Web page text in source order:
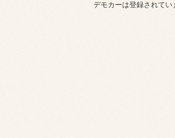
デモカーは登録されてい